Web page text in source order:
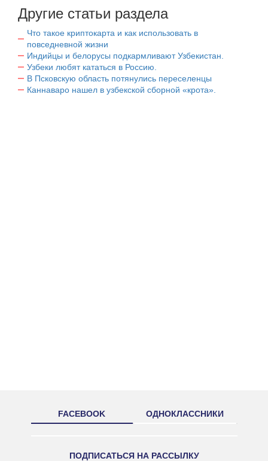
Другие статьи раздела
Что такое криптокарта и как использовать в
повседневной жизни
Индийцы и белорусы подкармливают Узбекистан.
Узбеки любят кататься в Россию.
В Псковскую область потянулись переселенцы
Каннаваро нашел в узбекской сборной «крота».
FACEBOOK ОДНОКЛАССНИКИ
ПОДПИСАТЬСЯ НА РАССЫЛКУ